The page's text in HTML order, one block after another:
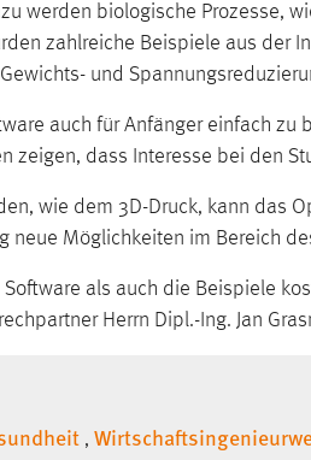
werden biologische Prozesse,
zahlreiche Beispiele aus
und
auch für Anfänger einfach
zeigen, dass Interesse bei den
wie dem 3D-Druck, kann
neue Möglichkeiten im Bereich
als auch die Beispiele
Herrn Dipl.-Ing. Jan
,